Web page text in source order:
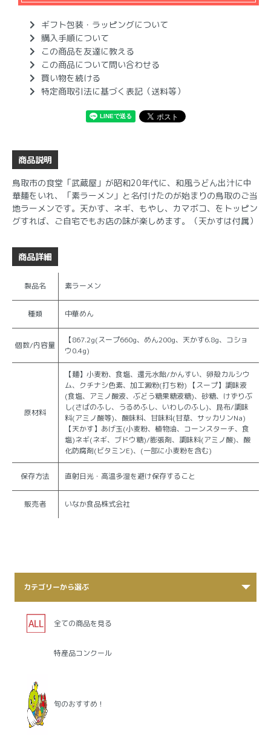
ギフト包装・ラッピングについて
購入手順について
この商品を友達に教える
この商品について問い合わせる
買い物を続ける
特定商取引法に基づく表記（送料等）
商品説明
鳥取市の食堂「武蔵屋」が昭和20年代に、和風うどん出汁に中
華麺をいれ、「素ラーメン」と名付けたのが始まりの鳥取のご当
地ラーメンです。天かす、ネギ、もやし、カマボコ、をトッピン
グすれば、ご自宅でもお店の味が楽しめます。（天かすは付属）
商品詳細
製品名 素ラーメン
種類 中華めん
個数/内容量
【867.2g(スープ660g、めん200g、天かす6.8g、コショ
ウ0.4g)
原材料
【麺】小麦粉、食塩、還元水飴/かんすい、卵殻カルシウ
ム、クチナシ色素、加工澱粉(打ち粉) 【スープ】調味液
(食塩、アミノ酸液、ぶどう糖果糖液糖)、砂糖、けずりぶ
し(さばのふし、うるめふし、いわしのふし)、昆布/調味
料(アミノ酸等)、酸味料、甘味料(甘草、サッカリンNa)
【天かす】あげ玉(小麦粉、植物油、コーンスターチ、食
塩)ネギ(ネギ、ブドウ糖)/膨張剤、調味料(アミノ酸)、酸
化防腐剤(ビタミンE)、(一部に小麦粉を含む)
保存方法 直射日光・高温多湿を避け保存すること
販売者 いなか食品株式会社
カテゴリーから選ぶ
全ての商品を見る
特産品コンクール
旬のおすすめ！